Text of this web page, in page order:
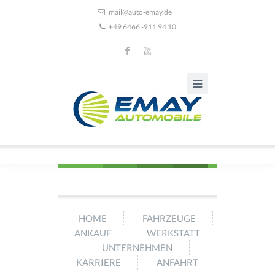
mail@auto-emay.de
+49 6466 -911 94 10
F X
HOME
FAHRZEUGE
ANKAUF
WERKSTATT
UNTERNEHMEN
KARRIERE
ANFAHRT